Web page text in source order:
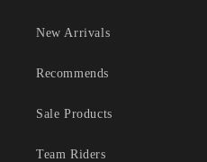
New Arrivals
Recommends
Sale Products
Team Riders